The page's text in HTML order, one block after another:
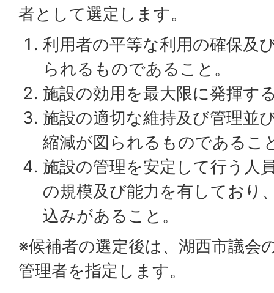
者として選定します。
利用者の平等な利用の確保及
られるものであること。
施設の効用を最大限に発揮す
施設の適切な維持及び管理並
縮減が図られるものであるこ
施設の管理を安定して行う人
の規模及び能力を有しており
込みがあること。
※候補者の選定後は、湖西市議会
管理者を指定します。